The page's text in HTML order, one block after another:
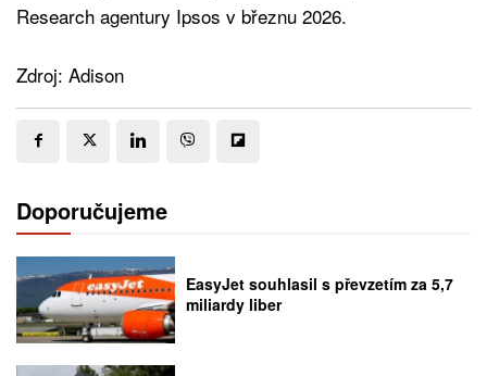
Research agentury Ipsos v březnu 2026.
Zdroj: Adison
Doporučujeme
EasyJet souhlasil s převzetím za 5,7
miliardy liber